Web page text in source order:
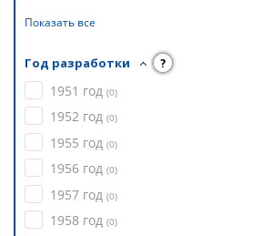
Показать все
Год разработки ?
1951 год (0)
1952 год (0)
1955 год (0)
1956 год (0)
1957 год (0)
1958 год (0)